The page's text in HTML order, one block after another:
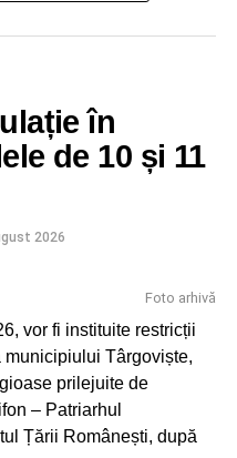
localitatea Moroeni,
drept al Cheilor Ialomiţei,
în calcarele jurasice ale
vine de la râul
distanţă din circul glaciar
în
de 10 și 11
2026
Foto arhivă
vor fi instituite restricții
Târgoviște,
prilejuite de
– Patriarhul
Țării Românești, după